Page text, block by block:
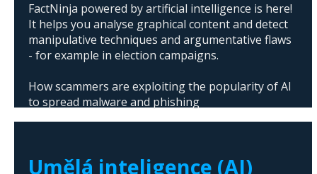
FactNinja powered by artificial intelligence is here!
It helps you analyse graphical content and detect
manipulative techniques and argumentative flaws
- for example in election campaigns.
How scammers are exploiting the popularity of AI
to spread malware and phishing
Umělá inteligence (AI)